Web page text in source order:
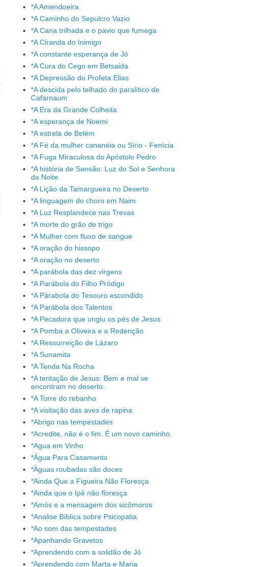
*A Amendoeira
*A Caminho do Sepulcro Vazio
*A Cana trilhada e o pavio que fumega
*A Ciranda do Inimigo
*A constante esperança de Jó
*A Cura do Cego em Betsaida
*A Depressão do Profeta Elias
*A descida pelo telhado do paralítico de
Cafarnaum
*A Era da Grande Colheita
*A esperança de Noemi
*A estrela de Belém
*A Fé da mulher cananéia ou Sírio - Fenícia
*A Fuga Miraculosa do Apóstolo Pedro
*A história de Sansão: Luz do Sol e Senhora
da Noite
*A Lição da Tamargueira no Deserto
*A linguagem do choro em Naim
*A Luz Resplandece nas Trevas
*A morte do grão de trigo
*A Mulher com fluxo de sangue
*A oração do hissopo
*A oração no deserto
*A parábola das dez virgens
*A Parábola do Filho Pródigo
*A Párabola do Tesouro escondido
*A Parábola dos Talentos
*A Pecadora que ungiu os pés de Jesus
*A Pomba a Oliveira e a Redenção
*A Ressurreição de Lázaro
*A Sunamita
*A Tenda Na Rocha
*A tentação de Jesus: Bem e mal se
encontram no deserto.
*A Torre do rebanho
*A visitação das aves de rapina
*Abrigo nas tempestades
*Acredite, não é o fim. É um novo caminho.
*Agua em Vinho
*Água Para Casamento
*Àguas roubadas são doces
*Ainda Que a Figueira Não Floresça
*Ainda que o Ipê não floresça
*Amós e a mensagem dos sicômoros
*Analise Bíblica sobre Psicopatia
*Ao som das tempestades
*Apanhando Gravetos
*Aprendendo com a solidão de Jó
*Aprendendo com Marta e Maria